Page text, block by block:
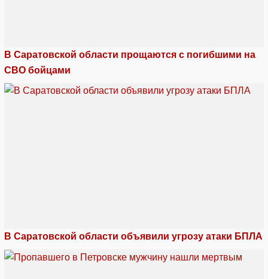
В Саратовской области прощаются с погибшими на
СВО бойцами
В Саратовской области объявили угрозу атаки БПЛА